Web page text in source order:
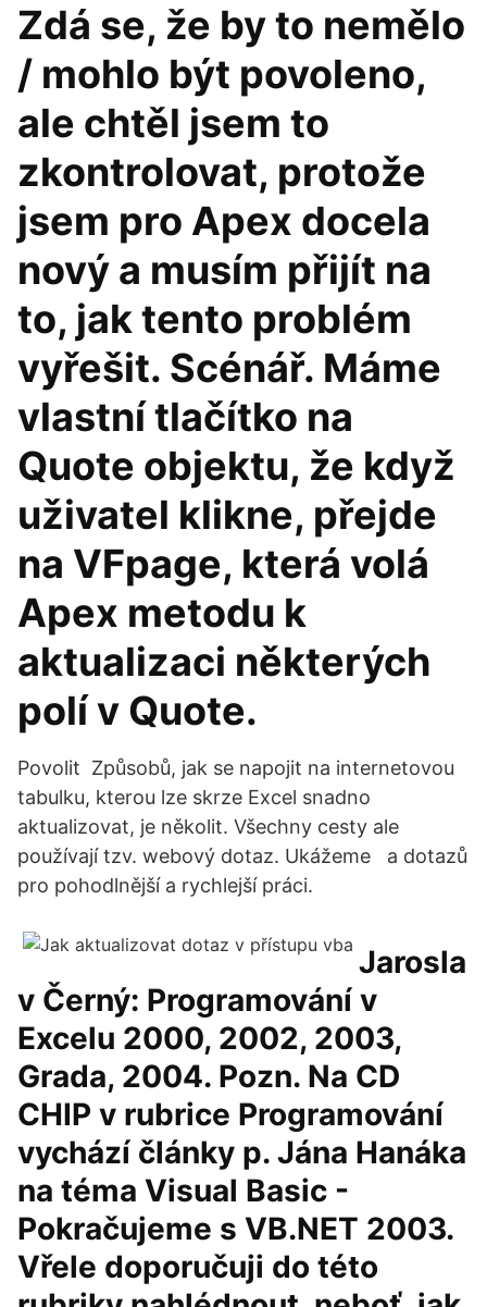
Zdá se, že by to nemělo
/ mohlo být povoleno,
ale chtěl jsem to
zkontrolovat, protože
jsem pro Apex docela
nový a musím přijít na
to, jak tento problém
vyřešit. Scénář. Máme
vlastní tlačítko na
Quote objektu, že když
uživatel klikne, přejde
na VFpage, která volá
Apex metodu k
aktualizaci některých
polí v Quote.
Povolit Způsobů, jak se napojit na internetovou
tabulku, kterou lze skrze Excel snadno
aktualizovat, je několit. Všechny cesty ale
používají tzv. webový dotaz. Ukážeme a dotazů
pro pohodlnější a rychlejší práci.
Jarosla
v Černý: Programování v
Excelu 2000, 2002, 2003,
Grada, 2004. Pozn. Na CD
CHIP v rubrice Programování
vychází články p. Jána Hanáka
na téma Visual Basic -
Pokračujeme s VB.NET 2003.
Vřele doporučuji do této